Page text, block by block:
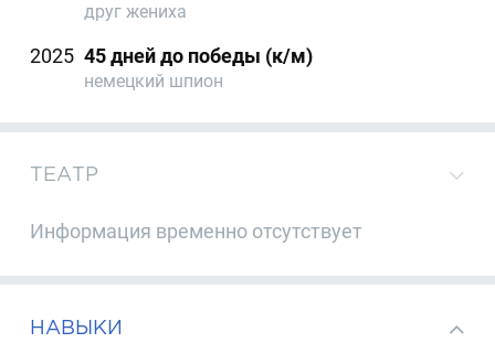
друг жениха
2025 45 дней до победы (к/м)
немецкий шпион
ТЕАТР
Информация временно отсутствует
НАВЫКИ